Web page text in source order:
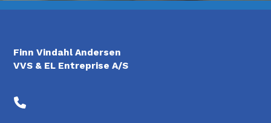
Finn Vindahl Andersen
VVS & EL Entreprise A/S